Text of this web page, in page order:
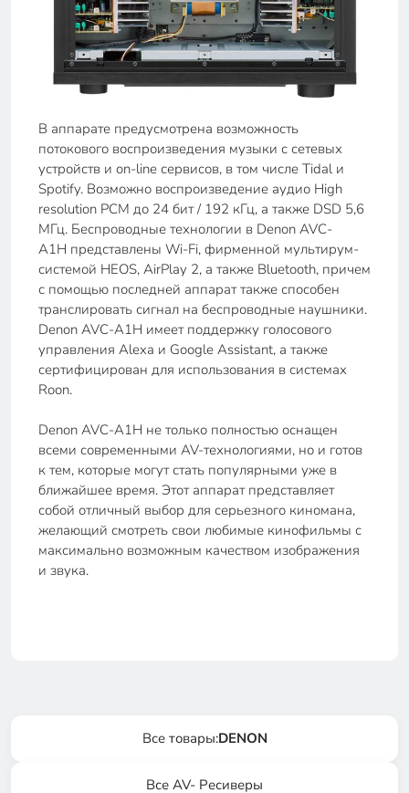
В аппарате предусмотрена возможность
потокового воспроизведения музыки с сетевых
устройств и on-line сервисов, в том числе Tidal и
Spotify. Возможно воспроизведение аудио High
resolution PCM до 24 бит / 192 кГц, а также DSD 5,6
МГц. Беспроводные технологии в Denon AVC-
A1H представлены Wi-Fi, фирменной мультирум-
системой HEOS, AirPlay 2, а также Bluetooth, причем
с помощью последней аппарат также способен
транслировать сигнал на беспроводные наушники.
Denon AVC-A1H имеет поддержку голосового
управления Alexa и Google Assistant, а также
сертифицирован для использования в системах
Roon.
Denon AVC-A1H не только полностью оснащен
всеми современными AV-технологиями, но и готов
к тем, которые могут стать популярными уже в
ближайшее время. Этот аппарат представляет
собой отличный выбор для серьезного киномана,
желающий смотреть свои любимые кинофильмы с
максимально возможным качеством изображения
и звука.
Все товары:DENON
Все AV- Ресиверы